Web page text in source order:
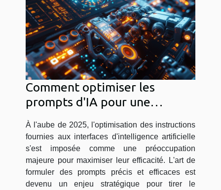
Comment optimiser les
prompts d'IA pour une
efficacité maximale en 2025
À l'aube de 2025, l'optimisation des instructions
fournies aux interfaces d'intelligence artificielle
s'est imposée comme une préoccupation
majeure pour maximiser leur efficacité. L'art de
formuler des prompts précis et efficaces est
devenu un enjeu stratégique pour tirer le